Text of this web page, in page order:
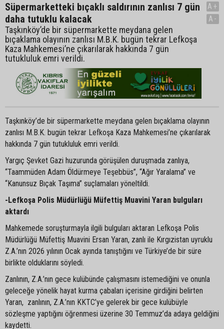
Süpermarketteki bıçaklı saldırının zanlısı 7 gün
daha tutuklu kalacak
Taşkınköy’de bir süpermarkette meydana gelen
bıçaklama olayının zanlısı M.B.K. bugün tekrar Lefkoşa
Kaza Mahkemesi’ne çıkarılarak hakkında 7 gün
tutukluluk emri verildi.
A+
A-
Taşkınköy’de bir süpermarkette meydana gelen bıçaklama olayının
zanlısı M.B.K. bugün tekrar Lefkoşa Kaza Mahkemesi’ne çıkarılarak
hakkında 7 gün tutukluluk emri verildi.
Yargıç Şevket Gazi huzurunda görüşülen duruşmada zanlıya,
“Taammüden Adam Öldürmeye Teşebbüs”, “Ağır Yaralama” ve
“Kanunsuz Bıçak Taşıma” suçlamaları yöneltildi.
-Lefkoşa Polis Müdürlüğü Müfettiş Muavini Yaran bulguları
aktardı
Mahkemede soruşturmayla ilgili bulguları aktaran Lefkoşa Polis
Müdürlüğü Müfettiş Muavini Ersan Yaran, zanlı ile Kırgızistan uyruklu
Z.A.’nın 2026 yılının Ocak ayında tanıştığını ve Türkiye’de bir süre
birlikte olduklarını söyledi.
Zanlının, Z.A.’nın gece kulübünde çalışmasını istemediğini ve onunla
geleceğe yönelik hayat kurma çabaları içerisine girdiğini belirten
Yaran, zanlının, Z.A.’nın KKTC’ye gelerek bir gece kulübüyle
sözleşme yaptığını öğrenmesi üzerine 30 Temmuz’da adaya geldiğini
kaydetti.